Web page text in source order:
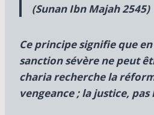
(Sunan Ibn Majah 2545)
Ce principe signifie que
sanction sévère ne peut
charia recherche la
vengeance ; la justice,